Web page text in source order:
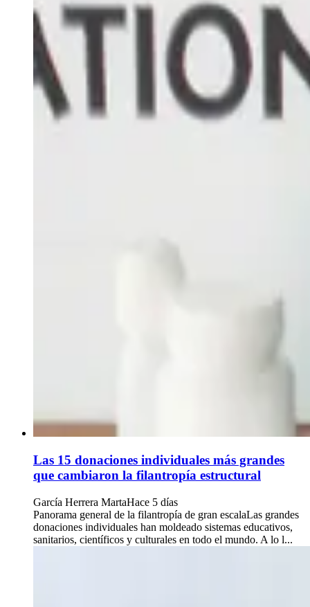
Las 15 donaciones individuales más grandes
que cambiaron la filantropía estructural
García Herrera MartaHace 5 días
Panorama general de la filantropía de gran escalaLas grandes
donaciones individuales han moldeado sistemas educativos,
sanitarios, científicos y culturales en todo el mundo. A lo l...